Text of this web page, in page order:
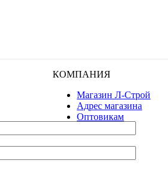
КОМПАНИЯ
Магазин Л-Строй
Адрес магазина
Оптовикам